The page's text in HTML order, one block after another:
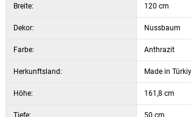
Breite: 120 cm
Dekor: Nussbaum
Farbe: Anthrazit
Herkunftsland: Made in
Höhe: 161,8 cm
Tiefe: 50 cm